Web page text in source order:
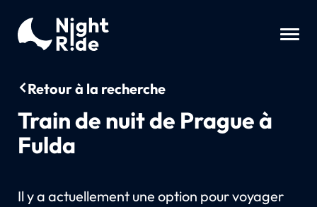
Retour à la recherche
Train de nuit de Prague à
Fulda
Il y a actuellement une option pour voyager